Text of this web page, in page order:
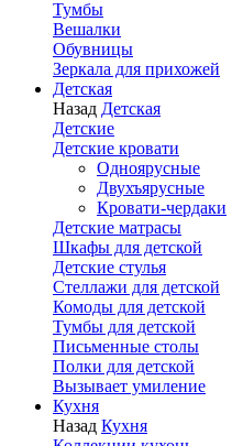
Тумбы
Вешалки
Обувницы
Зеркала для прихожей
Детская
Назад Детская
Детские
Детские кровати
Одноярусные
Двухъярусные
Кровати-чердаки
Детские матрасы
Шкафы для детской
Детские стулья
Стеллажи для детской
Комоды для детской
Тумбы для детской
Письменные столы
Полки для детской
Вызывает умиление
Кухня
Назад Кухня